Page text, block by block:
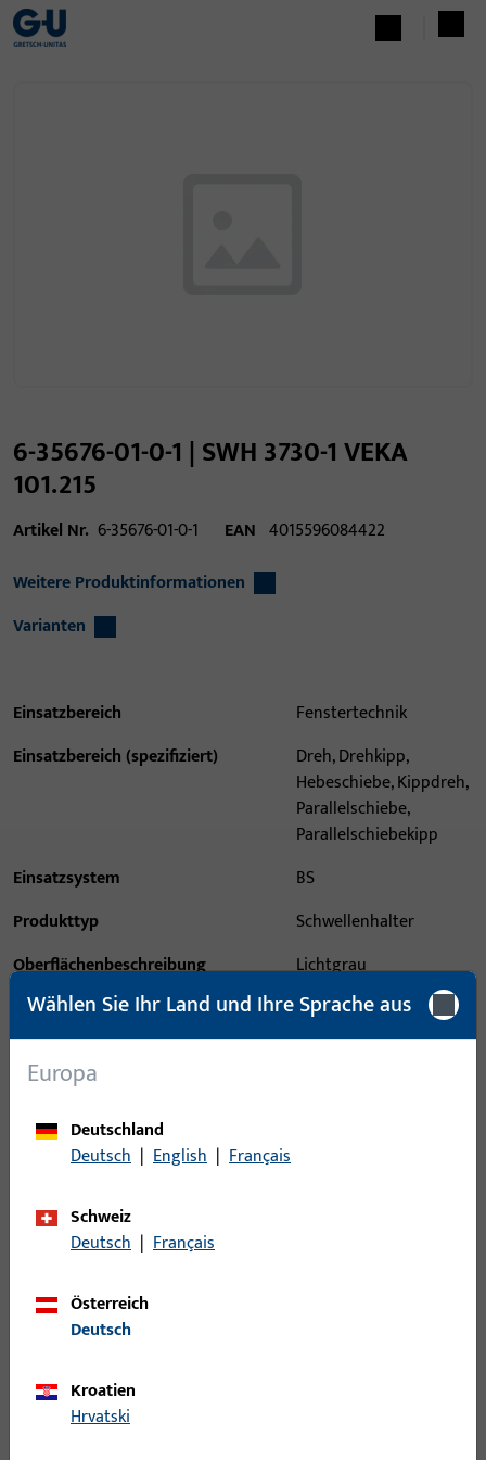
6-35676-01-0-1 | SWH 3730-1 VEKA
101.215
Artikel Nr. 6-35676-01-0-1 EAN 4015596084422
Weitere Produktinformationen
Varianten
Einsatzbereich
Fenstertechnik
Einsatzbereich (spezifiziert)
Dreh, Drehkipp,
Hebeschiebe, Kippdreh,
Parallelschiebe,
Parallelschiebekipp
Einsatzsystem
BS
Produkttyp
Schwellenhalter
Oberflächenbeschreibung
Lichtgrau
Bruttogewicht
0,087 KG
Mindestbestelleinheit
Anmeldung
Bitte melden Sie sich mit Ihren Kundendaten an um eine
Preisinformation zu erhalten oder Artikel zu bestellen
Wählen Sie Ihr Land und Ihre Sprache aus
Europa
Deutschland
Deutsch | English | Français
Schweiz
Deutsch | Français
Österreich
Deutsch
Kroatien
Hrvatski